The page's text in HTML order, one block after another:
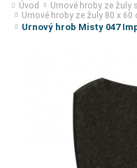
Úvod
Urnové hroby ze žuly
Urnové hroby ze žuly 80 x 60
Urnový hrob Misty 047